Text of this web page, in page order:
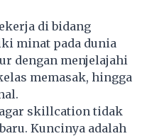
di bidang
minat pada dunia
dengan menjelajahi
memasak, hingga
skillcation tidak
Kuncinya adalah